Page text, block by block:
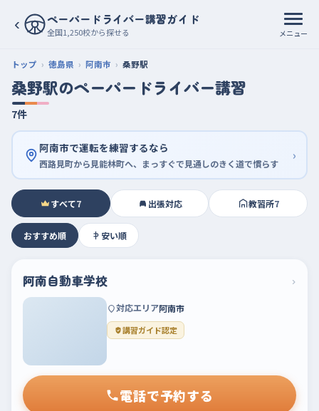
‹ ペーパードライバー講習ガイド
全国1,250校から探せる メニュー
トップ 徳島県 阿南市 桑野駅
桑野駅のペーパードライバー講習
7件
阿南市で運転を練習するなら
西路見町から見能林町へ、まっすぐで見通しのきく道で慣らす ›
すべて7 出張対応 教習所7
おすすめ順 安い順
阿南自動車学校 ›
対応エリア阿南市
講習ガイド認定
電話で予約する